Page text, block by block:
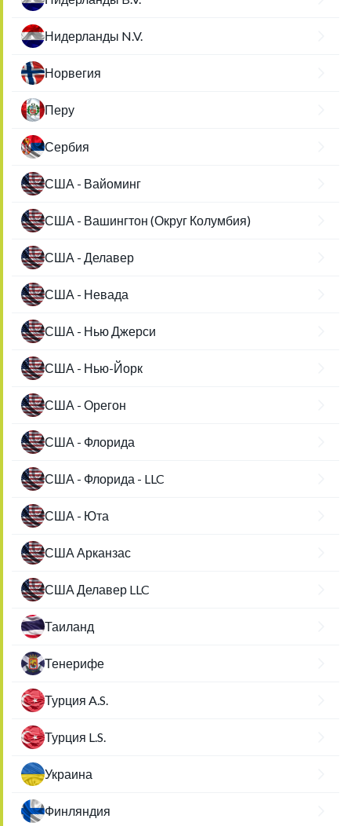
Нидерланды N.V.
Норвегия
Перу
Сербия
США - Вайоминг
США - Вашингтон (Округ Колумбия)
США - Делавер
США - Невада
США - Нью Джерси
США - Нью-Йорк
США - Орегон
США - Флорида
США - Флорида - LLC
США - Юта
США Арканзас
США Делавер LLC
Таиланд
Тенерифе
Турция A.S.
Турция L.S.
Украина
Финляндия